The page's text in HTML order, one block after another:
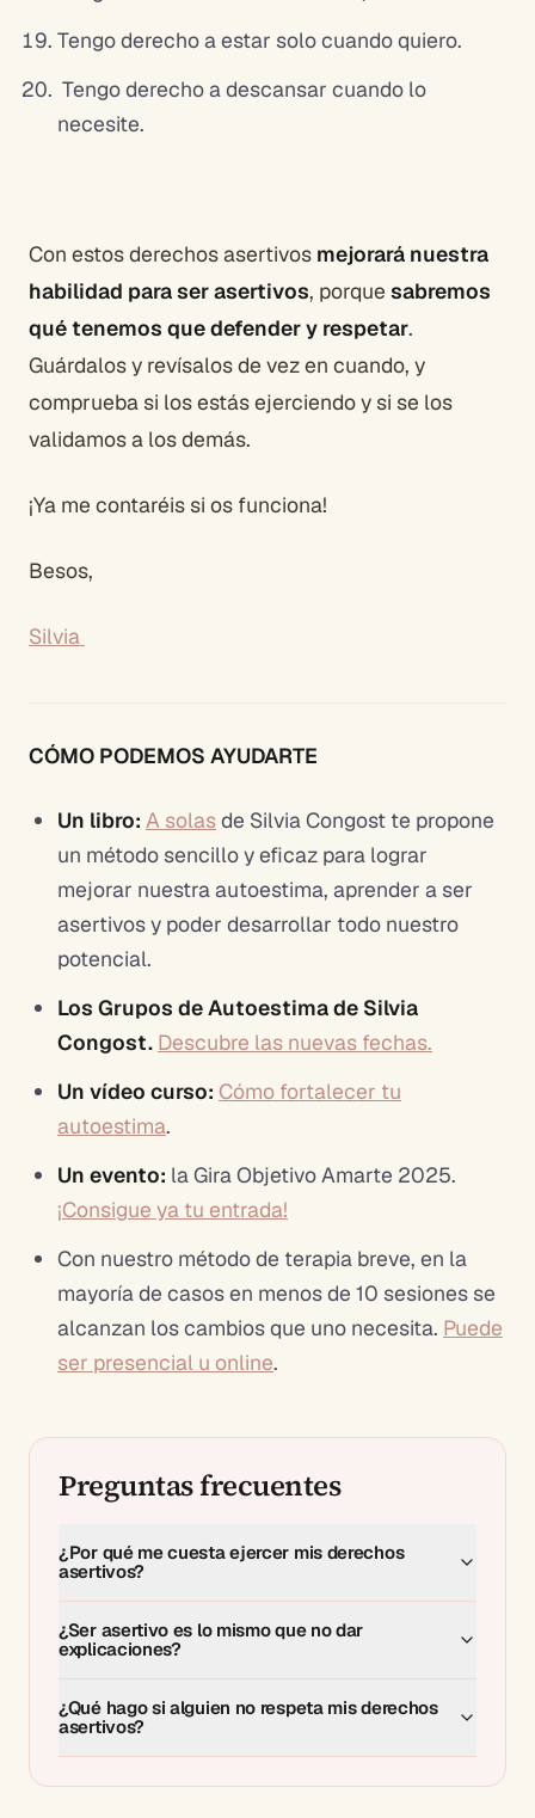
Tengo derecho a estar solo cuando quiero.
Tengo derecho a descansar cuando lo
necesite.
Con estos derechos asertivos mejorará nuestra
habilidad para ser asertivos, porque sabremos
qué tenemos que defender y respetar.
Guárdalos y revísalos de vez en cuando, y
comprueba si los estás ejerciendo y si se los
validamos a los demás.
¡Ya me contaréis si os funciona!
Besos,
Silvia
CÓMO PODEMOS AYUDARTE
Un libro: A solasde Silvia Congost te propone
un método sencillo y eficaz para lograr
mejorar nuestra autoestima, aprender a ser
asertivos y poder desarrollar todo nuestro
potencial.
Los Grupos de Autoestima de Silvia
Congost. Descubre las nuevas fechas.
Un vídeo curso: Cómo fortalecer tu
autoestima.
Un evento: la Gira Objetivo Amarte 2025.
¡Consigue ya tu entrada!
Con nuestro método de terapia breve, en la
mayoría de casos en menos de 10 sesiones se
alcanzan los cambios que uno necesita. Puede
ser presencial u online.
Preguntas frecuentes
¿Por qué me cuesta ejercer mis derechos
asertivos?
¿Ser asertivo es lo mismo que no dar
explicaciones?
¿Qué hago si alguien no respeta mis derechos
asertivos?